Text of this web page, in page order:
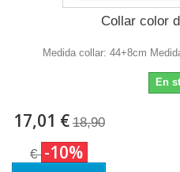
Collar color
Medida collar: 44+8cm
En
17,01 € 18,90
€ -10%